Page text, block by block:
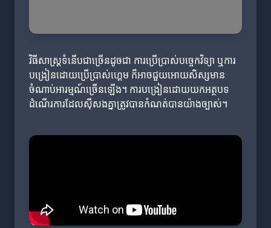
វិធីសាស្ត្រទំនើបជាច្រើនដូចជា ការប្រើប្រាស់បច្ចេកវិទ្យា ឬការ
បង្រៀនដោយប្រើប្រាស់ហ្គេម ក៏អាចជួយអោយសិស្សមាន
ចំណាប់អារម្មណ៍ច្រើនឡើង។ ការបង្រៀនដោយយកអត្ថបទ
ដំណើរការដែលស៊ីសងគ្នាត្រូវបានកំណត់បានយ៉ាងច្បាស់។